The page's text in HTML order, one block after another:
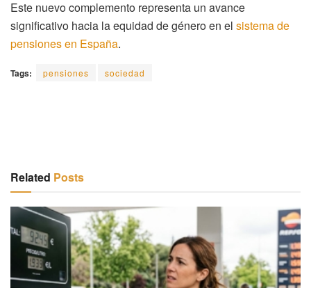
Este nuevo complemento representa un avance
significativo hacia la equidad de género en el sistema de
pensiones en España.
Tags: pensiones sociedad
Related Posts